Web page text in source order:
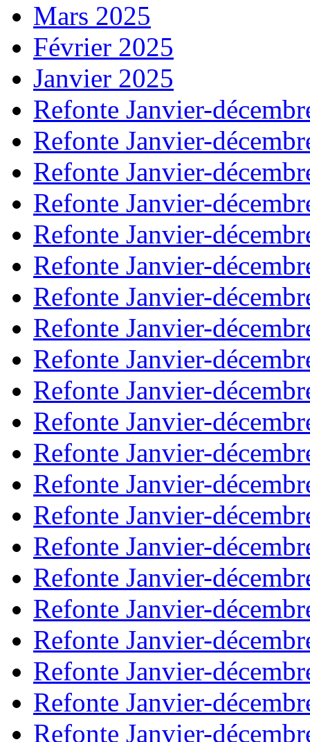
Mars 2025
Février 2025
Janvier 2025
Refonte Janvier-
Refonte Janvier-
Refonte Janvier-
Refonte Janvier-
Refonte Janvier-
Refonte Janvier-
Refonte Janvier-
Refonte Janvier-
Refonte Janvier-
Refonte Janvier-
Refonte Janvier-
Refonte Janvier-
Refonte Janvier-
Refonte Janvier-
Refonte Janvier-
Refonte Janvier-
Refonte Janvier-
Refonte Janvier-
Refonte Janvier-
Refonte Janvier-
Refonte Janvier-